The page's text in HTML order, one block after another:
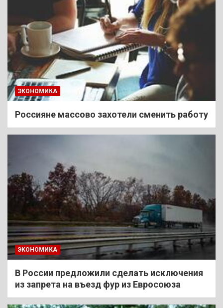
ЭКОНОМИКА
Россияне массово захотели сменить работу
ЭКОНОМИКА
В России предложили сделать исключения
из запрета на въезд фур из Евросоюза